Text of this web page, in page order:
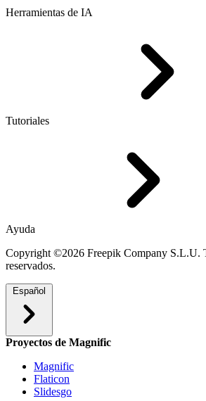
Herramientas de IA
Tutoriales
Ayuda
Copyright ©2026 Freepik Company S.L.U.
reservados.
Español
Proyectos de Magnific
Magnific
Flaticon
Slidesgo